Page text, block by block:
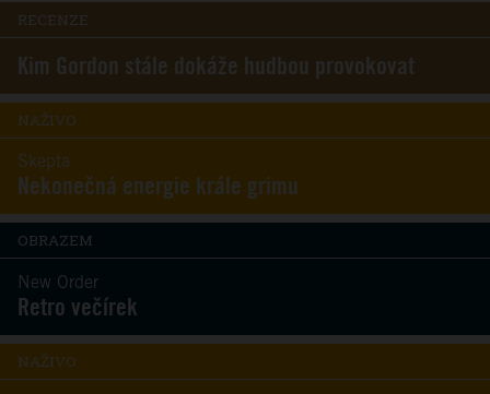
RECENZE
Kim Gordon stále dokáže hudbou provokovat
NAŽIVO
Skepta
Nekonečná energie krále grimu
OBRAZEM
New Order
Retro večírek
NAŽIVO